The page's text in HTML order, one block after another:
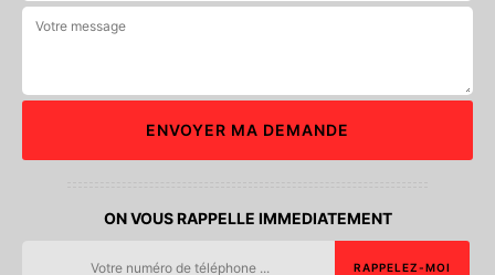
ON VOUS RAPPELLE IMMEDIATEMENT